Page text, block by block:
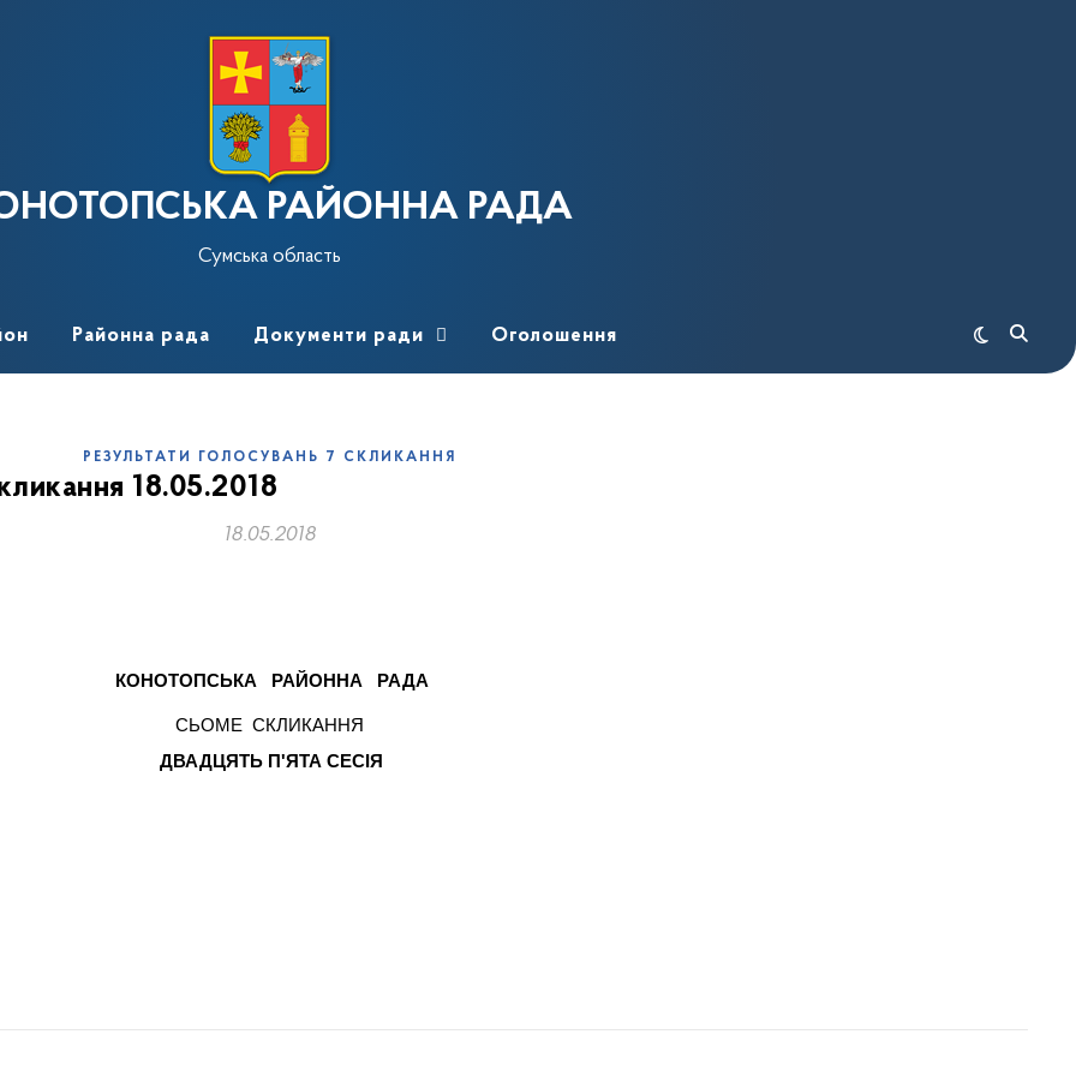
РАЙОННА РАДА
Сумська область
Районна рада Документи ради Оголошення
РЕЗУЛЬТАТИ ГОЛОСУВАНЬ 7 СКЛИКАННЯ
18.05.2018
18.05.2018
КОНОТОПСЬКА РАЙОННА РАДА
СЬОМЕ СКЛИКАННЯ
ДВАДЦЯТЬ П'ЯТА СЕСІЯ